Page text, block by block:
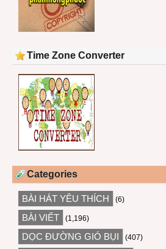
Time Zone Converter
Categories
BÀI HÁT YÊU THÍCH (6)
BÀI VIẾT (1,196)
DỌC ĐƯỜNG GIÓ BỤI (407)